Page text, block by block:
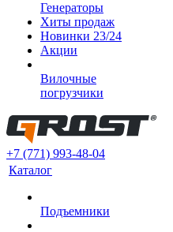
Генераторы
Хиты продаж
Новинки 23/24
Акции
Вилочные
погрузчики
+7 (771) 993-48-04
Каталог
Подъемники